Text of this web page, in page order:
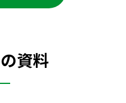
資料